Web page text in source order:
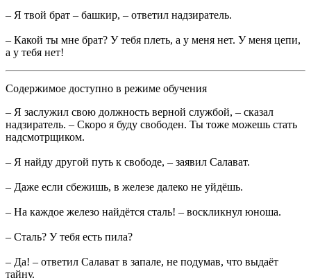
– Я твой брат – башкир, – ответил надзиратель.
– Какой ты мне брат? У тебя плеть, а у меня нет. У меня цепи,
а у тебя нет!
Содержимое доступно в режиме обучения
– Я заслужил свою должность верной службой, – сказал
надзиратель. – Скоро я буду свободен. Ты тоже можешь стать
надсмотрщиком.
– Я найду другой путь к свободе, – заявил Салават.
– Даже если сбежишь, в железе далеко не уйдёшь.
– На каждое железо найдётся сталь! – воскликнул юноша.
– Сталь? У тебя есть пила?
– Да! – ответил Салават в запале, не подумав, что выдаёт
тайну.